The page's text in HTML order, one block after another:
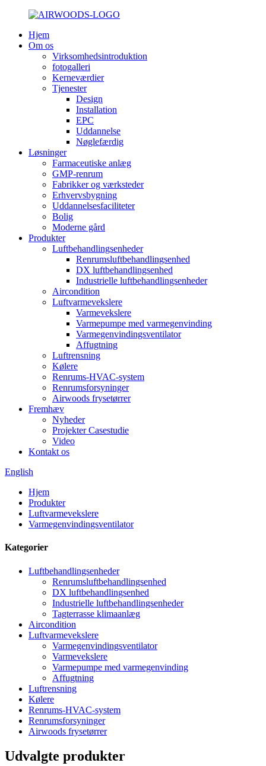
Hjem
Om os
Virksomhedsintroduktion
fotogalleri
Kerneværdier
Tjenester
Design
Installation
EPC
Uddannelse
Nøglefærdig
Løsninger
Farmaceutiske anlæg
GMP-renrum
Fabrikker og værksteder
Erhvervsbygning
Uddannelsesfaciliteter
Bolig
Moderne gård
Produkter
Luftbehandlingsenheder
Renrumsluftbehandlingsenhed
DX luftbehandlingsenhed
Industrielle luftbehandlingsenheder
Aircondition
Luftvarmevekslere
Varmevekslere
Varmepumpe med varmegenvinding
Varmegenvindingsventilator
Affugtning
Luftrensning
Kølere
Renrums-HVAC-system
Renrumsforsyninger
Airwoods frysetørrer
Fremhæv
Nyheder
Projekter Casestudie
Video
Kontakt os
English
Hjem
Produkter
Luftvarmevekslere
Varmegenvindingsventilator
Kategorier
Luftbehandlingsenheder
Renrumsluftbehandlingsenhed
DX luftbehandlingsenhed
Industrielle luftbehandlingsenheder
Tagterrasse klimaanlæg
Aircondition
Luftvarmevekslere
Varmegenvindingsventilator
Varmevekslere
Varmepumpe med varmegenvinding
Affugtning
Luftrensning
Kølere
Renrums-HVAC-system
Renrumsforsyninger
Airwoods frysetørrer
Udvalgte produkter